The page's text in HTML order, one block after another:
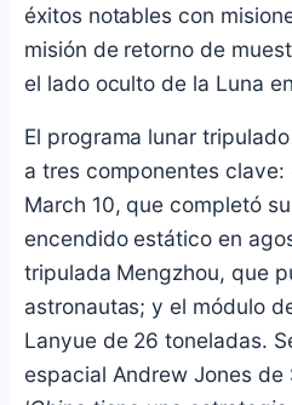
éxitos notables con
misión de retorno de
el lado oculto de la Luna
El programa lunar
a tres componentes
March 10, que completó
encendido estático en
tripulada Mengzhou, que
astronautas; y el módulo
Lanyue de 26 toneladas.
espacial Andrew Jones de